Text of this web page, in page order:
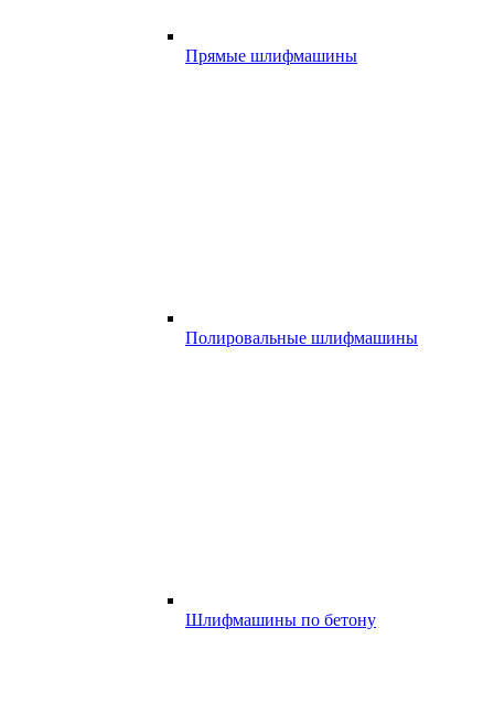
Прямые шлифмашины
Полировальные шлифмашины
Шлифмашины по бетону